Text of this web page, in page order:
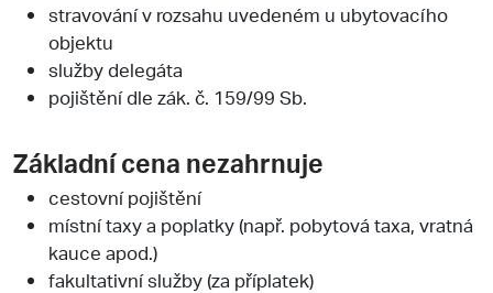
stravování v rozsahu uvedeném u ubytovacího
objektu
služby delegáta
pojištění dle zák. č. 159/99 Sb.
Základní cena nezahrnuje
cestovní pojištění
místní taxy a poplatky (např. pobytová taxa, vratná
kauce apod.)
fakultativní služby (za příplatek)